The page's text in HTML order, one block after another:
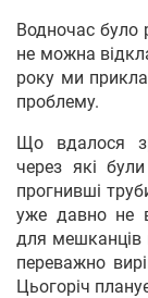
Водночас було
не можна
року ми
проблему.
Що вдалося
через які
прогнивші
уже давно не
для мешканців
переважно
Цьогоріч